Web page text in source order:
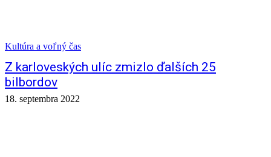
Kultúra a voľný čas
Z karloveských ulíc zmizlo ďalších 25
bilbordov
18. septembra 2022